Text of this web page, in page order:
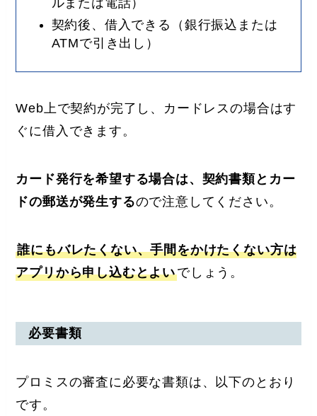
ルまたは電話）
契約後、借入できる（銀行振込または
ATMで引き出し）
Web上で契約が完了し、カードレスの場合はす
ぐに借入できます。
カード発行を希望する場合は、契約書類とカー
ドの郵送が発生するので注意してください。
誰にもバレたくない、手間をかけたくない方は
アプリから申し込むとよいでしょう。
必要書類
プロミスの審査に必要な書類は、以下のとおり
です。